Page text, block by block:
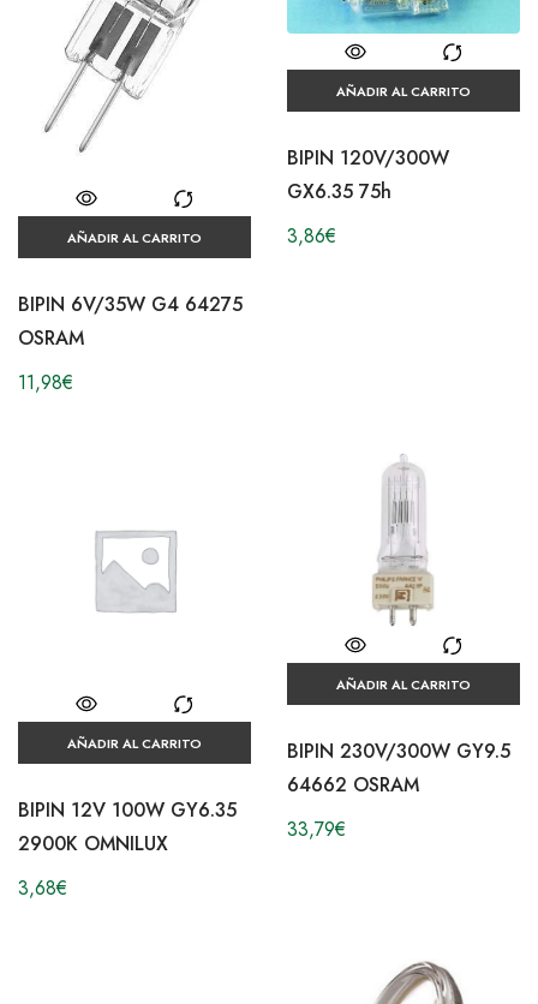
AÑADIR AL CARRITO
BIPIN 6V/35W G4 64275
OSRAM
11,98€
AÑADIR AL CARRITO
BIPIN 120V/300W
GX6.35 75h
3,86€
AÑADIR AL CARRITO
BIPIN 12V 100W GY6.35
2900K OMNILUX
3,68€
AÑADIR AL CARRITO
BIPIN 230V/300W GY9.5
64662 OSRAM
33,79€